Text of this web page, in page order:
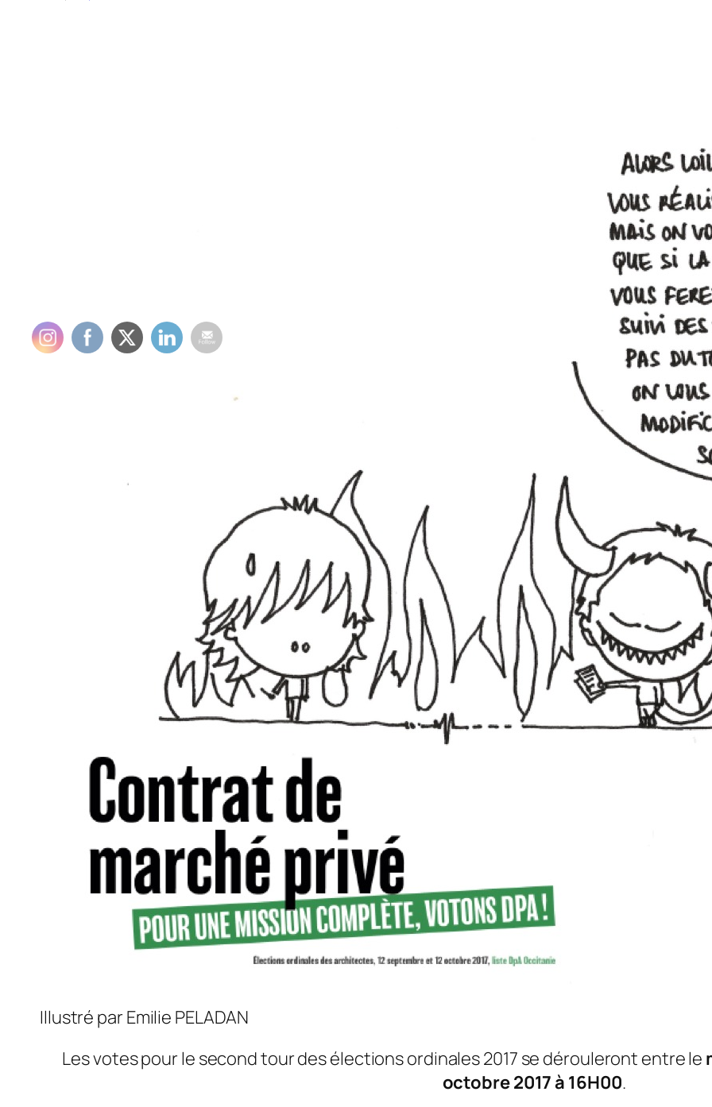
Illustré par Emilie PELADAN
Les votes pour le second tour des élections ordinales 2017 se dérouleront entre le
octobre 2017 à 16H00.